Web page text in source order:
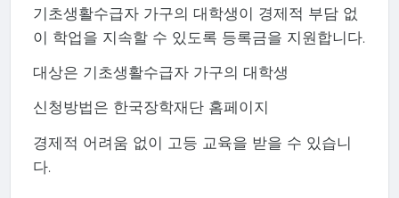
기초생활수급자 가구의 대학생이 경제적 부담 없
이 학업을 지속할 수 있도록 등록금을 지원합니다.
대상은 기초생활수급자 가구의 대학생
신청방법은 한국장학재단 홈페이지
경제적 어려움 없이 고등 교육을 받을 수 있습니
다.